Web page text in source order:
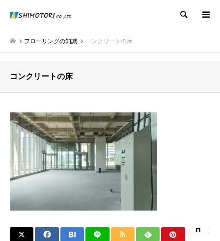
検索
フローリングの知識 コンクリートの床
コンクリートの床